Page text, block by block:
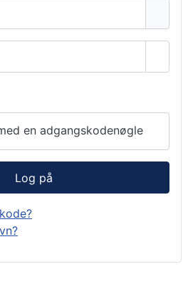
en adgangskodenøgle
Log på